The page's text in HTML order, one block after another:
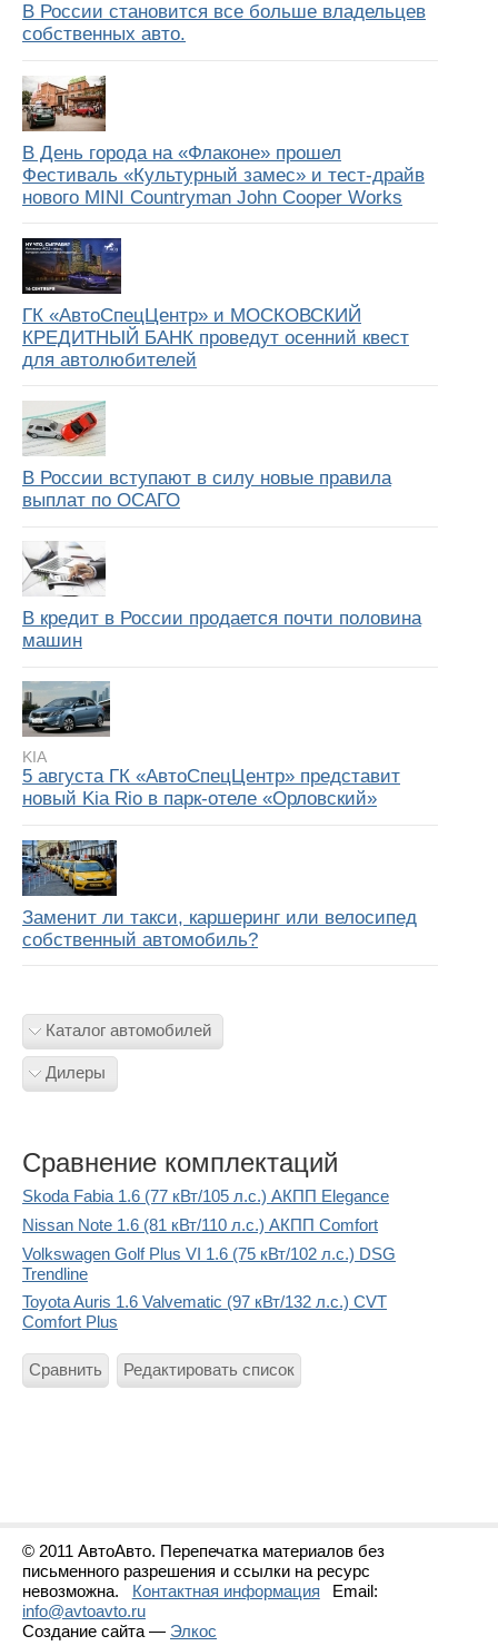
В России становится все больше владельцев
собственных авто.
В День города на «Флаконе» прошел
Фестиваль «Культурный замес» и тест-драйв
нового MINI Countryman John Cooper Works
ГК «АвтоСпецЦентр» и МОСКОВСКИЙ
КРЕДИТНЫЙ БАНК проведут осенний квест
для автолюбителей
В России вступают в силу новые правила
выплат по ОСАГО
В кредит в России продается почти половина
машин
KIA
5 августа ГК «АвтоСпецЦентр» представит
новый Kia Rio в парк-отеле «Орловский»
Заменит ли такси, каршеринг или велосипед
собственный автомобиль?
Каталог автомобилей
Дилеры
Сравнение комплектаций
Skoda Fabia 1.6 (77 кВт/105 л.с.) АКПП Elegance
Nissan Note 1.6 (81 кВт/110 л.с.) АКПП Comfort
Volkswagen Golf Plus VI 1.6 (75 кВт/102 л.с.) DSG
Trendline
Toyota Auris 1.6 Valvematic (97 кВт/132 л.с.) CVT
Comfort Plus
Сравнить Редактировать список
© 2011 АвтоАвто. Перепечатка материалов без
письменного разрешения и ссылки на ресурс
невозможна.
Контактная информация
Email:
info@avtoavto.ru
Создание сайта — Элкос